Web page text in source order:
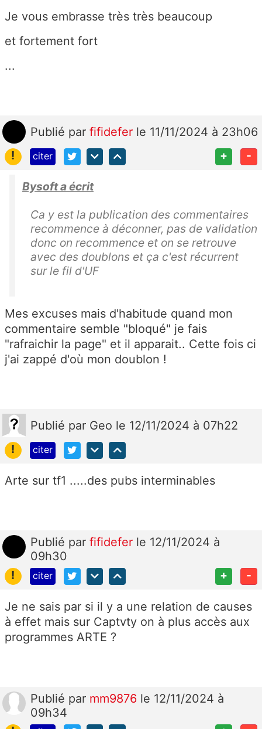
Je vous embrasse très très beaucoup
et fortement fort
...
Publié par fifidefer le 11/11/2024 à 23h06
!
citer + -
Bysoft a écrit
Ca y est la publication des commentaires
recommence à déconner, pas de validation
donc on recommence et on se retrouve
avec des doublons et ça c'est récurrent
sur le fil d'UF
Mes excuses mais d'habitude quand mon
commentaire semble "bloqué" je fais
"rafraichir la page" et il apparait.. Cette fois ci
j'ai zappé d'où mon doublon !
Publié par Geo le 12/11/2024 à 07h22
!
citer
Arte sur tf1 .....des pubs interminables
Publié par fifidefer le 12/11/2024 à
09h30
!
citer + -
Je ne sais par si il y a une relation de causes
à effet mais sur Captvty on à plus accès aux
programmes ARTE ?
Publié par mm9876 le 12/11/2024 à
09h34